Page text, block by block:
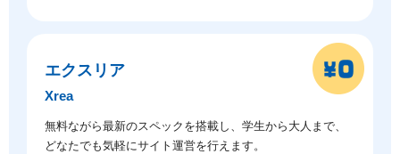
エクスリア
Xrea
無料ながら最新のスペックを搭載し、学生から大人まで、
どなたでも気軽にサイト運営を行えます。